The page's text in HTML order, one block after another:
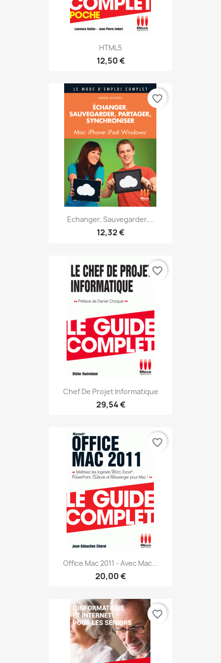
HTML5
12,50 €
Echanger, Sauvegarder,...
12,32 €
favorite_border
Chef De Projet Informatique
29,54 €
favorite_border
Office Mac 2011 - Avec Mac...
20,00 €
favorite_border
favorite_border